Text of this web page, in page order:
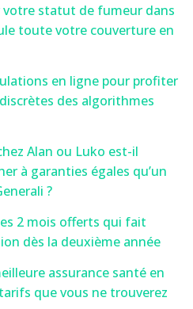
votre statut de fumeur dans
toute votre couverture en
en ligne pour profiter
des algorithmes
Alan ou Luko est-il
à garanties égales qu’un
?
2 mois offerts qui fait
dès la deuxième année
assurance santé en
que vous ne trouverez